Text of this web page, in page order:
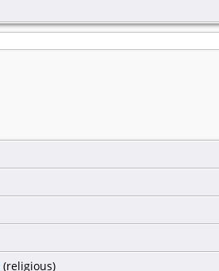
(religious)